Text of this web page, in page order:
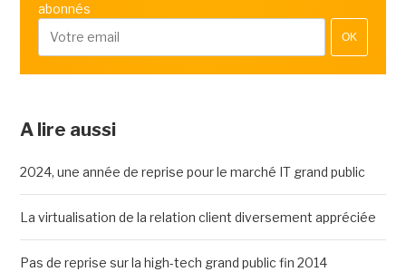
abonnés
OK
A lire aussi
2024, une année de reprise pour le marché IT grand public
La virtualisation de la relation client diversement appréciée
Pas de reprise sur la high-tech grand public fin 2014